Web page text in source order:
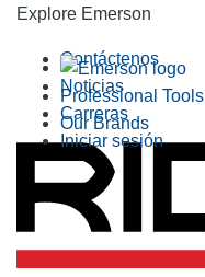
Explore Emerson
Professional Tools
Our Brands
Contáctenos
Noticias
Carreras
Iniciar sesión